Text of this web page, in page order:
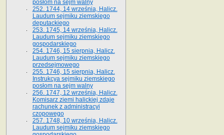
posłom na sejm walny
252. 1744, 14 września, Halicz.
Laudum sejmiku ziemskiego
deputackiego
253. 1745, 14 września, Halicz.
Laudum sejmiku ziemskiego
gospodarskiego
254. 1746, 15 sierpnia, Halicz.
Laudum sejmiku ziemskiego
przedsejmowego
255. 1746, 15 sierpnia, Halicz.
Instrukcya sejmiku ziemskiego
posłom na sejm walny
256. 1747, 12 września, Halicz.
Komisarz ziemi halickiej zdaje
rachunek z administracyi
czopowego
257. 1748, 10 września, Halicz.
Laudum sejmiku ziemskiego